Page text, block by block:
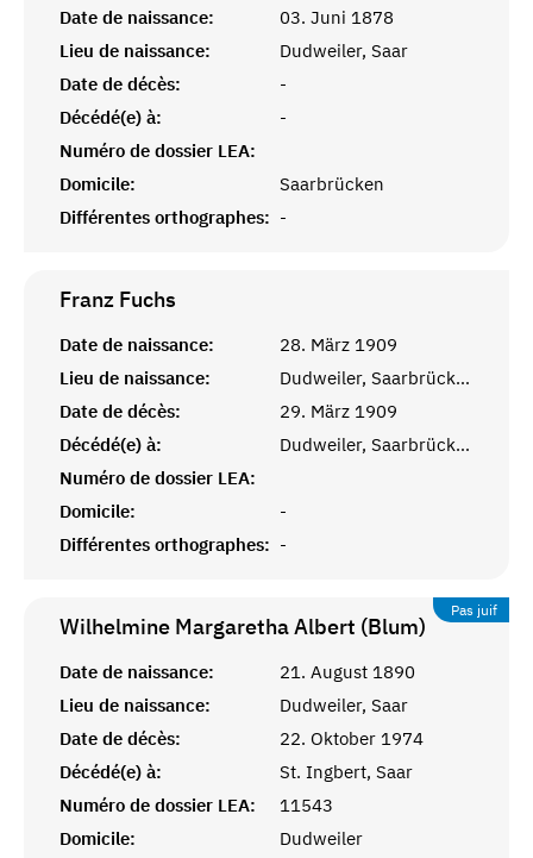
Date de naissance:
03. Juni 1878
Lieu de naissance:
Dudweiler, Saar
Date de décès:
-
Décédé(e) à:
-
Numéro de dossier LEA:
Domicile:
Saarbrücken
Différentes orthographes: -
Franz Fuchs
Date de naissance:
28. März 1909
Lieu de naissance:
Dudweiler, Saarbrücken
Date de décès:
29. März 1909
Décédé(e) à:
Dudweiler, Saarbrücken
Numéro de dossier LEA:
Domicile:
-
Différentes orthographes: -
Pas juif
Wilhelmine Margaretha Albert (Blum)
Date de naissance:
21. August 1890
Lieu de naissance:
Dudweiler, Saar
Date de décès:
22. Oktober 1974
Décédé(e) à:
St. Ingbert, Saar
Numéro de dossier LEA:
11543
Domicile:
Dudweiler